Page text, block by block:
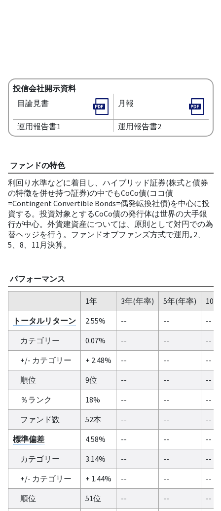
投信会社開示資料
目論見書
月報
運用報告書1 運用報告書2
ファンドの特色
利回り水準などに着目し、ハイブリッド証券(株式と債券
の特徴を併せ持つ証券)の中でもCoCo債(ココ債
=Contingent Convertible Bonds=偶発転換社債)を中心に投
資する。投資対象とするCoCo債の発行体は世界の大手銀
行が中心。外貨建資産については、原則として対円での為
替ヘッジを行う。ファンドオブファンズ方式で運用｡2、
5、8、11月決算。
パフォーマンス
1年 3年(年率) 5年(年率)
10
トータルリターン
2.55% -- --
--
カテゴリー
0.07% -- --
--
+/- カテゴリー
+ 2.48% -- --
--
順位
9位 -- --
--
％ランク
18% -- --
--
ファンド数
52本 -- --
--
標準偏差
4.58% -- --
--
カテゴリー
3.14% -- --
--
+/- カテゴリー
+ 1.44% -- --
--
順位
51位 -- -- --